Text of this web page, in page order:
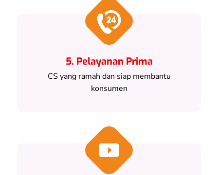
5. Pelayanan Prima
CS yang ramah dan siap membantu
konsumen